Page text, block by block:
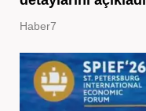
Haber7